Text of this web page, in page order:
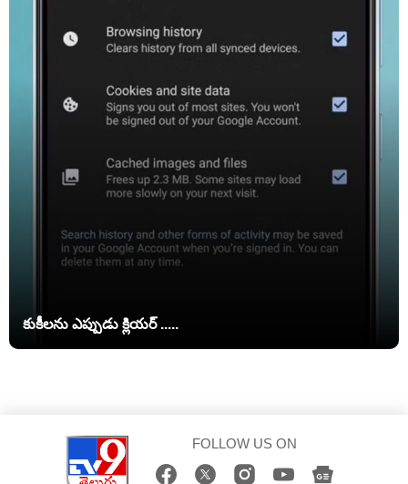
కుకీలను ఎప్పుడు క్లియర్ .....
FOLLOW US ON